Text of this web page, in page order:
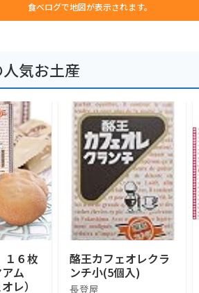
食べログで地図が表示されます。
気お土産
１６枚
ム
レ）
酪王カフェオレクラ
ンチ小(5個入)
長登屋